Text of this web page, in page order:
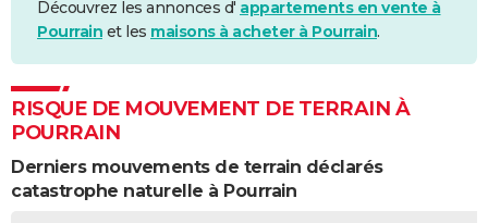
Découvrez les annonces d' appartements en vente à
Pourrain et les maisons à acheter à Pourrain.
RISQUE DE MOUVEMENT DE TERRAIN À
POURRAIN
Derniers mouvements de terrain déclarés
catastrophe naturelle à Pourrain